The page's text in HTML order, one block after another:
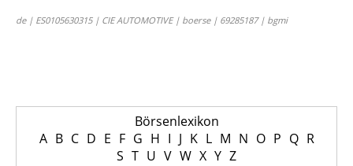
de | ES0105630315 | CIE AUTOMOTIVE | boerse | 69285187 | bgmi
Börsenlexikon
A B C D E F G H I J K L M N O P Q R
S T U V W X Y Z